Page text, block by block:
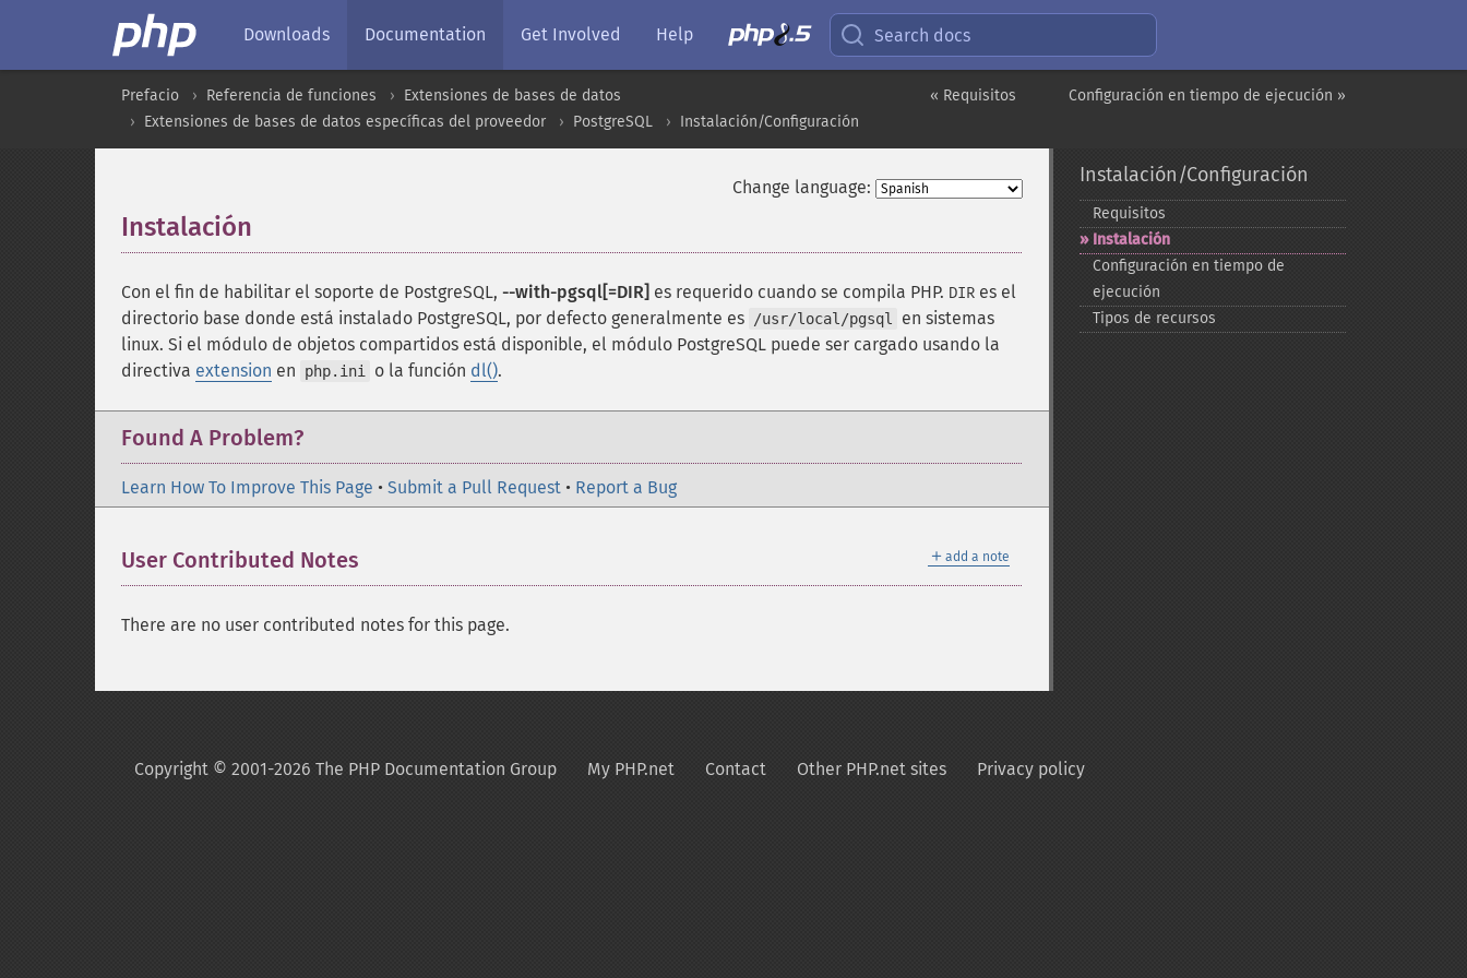
Downloads Documentation Get Involved Help Search docs
Configuración en tiempo de ejecución »
« Requisitos
Prefacio Referencia de funciones
Extensiones de bases de datos
Extensiones de bases de datos específicas del proveedor
PostgreSQL Instalación/Configuración
Change language:
Instalación
Con el fin de habilitar el soporte de PostgreSQL, --with-pgsql[=DIR] es requerido cuando se compila PHP. DIR es el
directorio base donde está instalado PostgreSQL, por defecto generalmente es
/usr/local/pgsql
en sistemas
linux. Si el módulo de objetos compartidos está disponible, el módulo PostgreSQL puede ser cargado usando la
directiva extension en php.ini o la función dl().
Found A Problem?
Learn How To Improve This Page • Submit a Pull Request • Report a Bug
＋ add a note
User Contributed Notes
There are no user contributed notes for this page.
Instalación/Configuración
Requisitos
Instalación
Configuración en tiempo de
ejecución
Tipos de recursos
Copyright © 2001-2026 The PHP Documentation Group My PHP.net Contact Other PHP.net sites Privacy policy